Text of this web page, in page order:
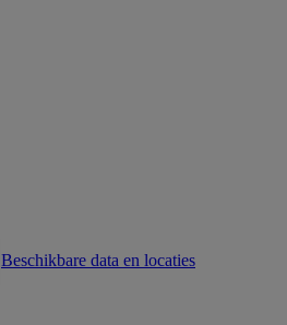
Beschikbare data en locaties